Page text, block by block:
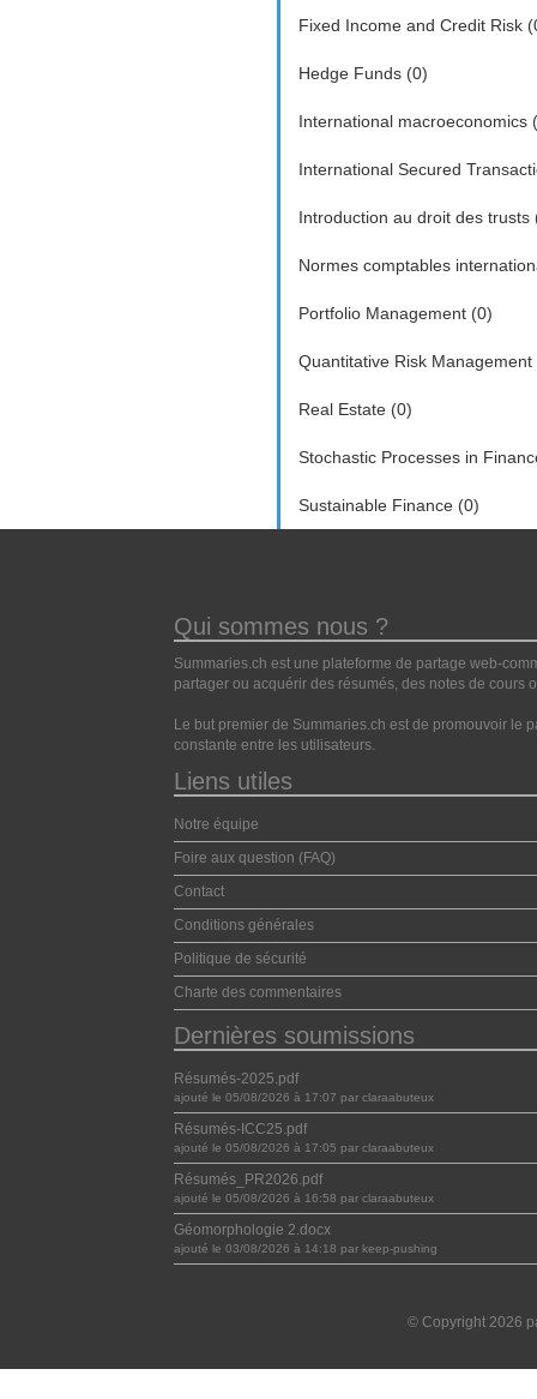
Fixed Income and Credit Risk
Hedge Funds (0)
International macroeconomics
International Secured
Introduction au droit des trusts
Normes comptables
Portfolio Management (0)
Quantitative Risk Management
Real Estate (0)
Stochastic Processes in
Sustainable Finance (0)
Qui sommes nous ?
Summaries.ch est une plateforme de partage web-
partager ou acquérir des résumés, des notes de cours
Le but premier de Summaries.ch est de promouvoir le
constante entre les utilisateurs.
Liens utiles
Notre équipe
Foire aux question (FAQ)
Contact
Conditions générales
Politique de sécurité
Charte des commentaires
Dernières soumissions
Résumés-2025.pdf
ajouté le 05/08/2026 à 17:07 par claraabuteux
Résumés-ICC25.pdf
ajouté le 05/08/2026 à 17:05 par claraabuteux
Résumés_PR2026.pdf
ajouté le 05/08/2026 à 16:58 par claraabuteux
Géomorphologie 2.docx
ajouté le 03/08/2026 à 14:18 par keep-pushing
© Copyright 2026